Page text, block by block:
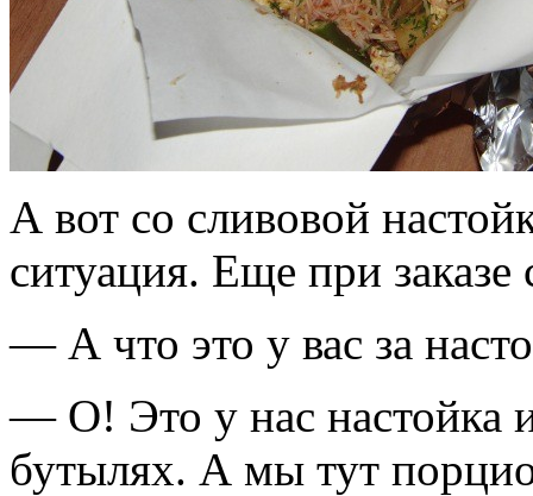
А вот со сливовой
ситуация. Еще при заказе
— А что это у вас за
— О! Это у нас настойка
бутылях. А мы тут